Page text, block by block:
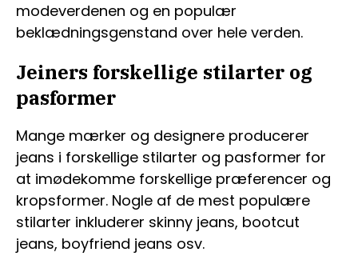
modeverdenen og en populær
beklædningsgenstand over hele verden.
Jeiners forskellige stilarter og
pasformer
Mange mærker og designere producerer
jeans i forskellige stilarter og pasformer for
at imødekomme forskellige præferencer og
kropsformer. Nogle af de mest populære
stilarter inkluderer skinny jeans, bootcut
jeans, boyfriend jeans osv.